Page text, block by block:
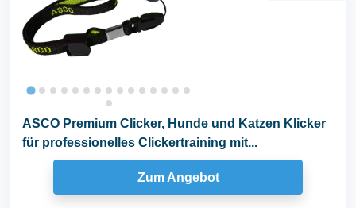
ASCO Premium Clicker, Hunde und Katzen Klicker
für professionelles Clickertraining mit...
Zum Angebot